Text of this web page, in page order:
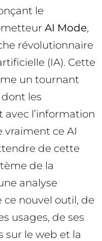
le
AI Mode,
révolutionnaire
(IA). Cette
un tournant
les
l’information
vraiment ce AI
de cette
de la
analyse
nouvel outil, de
usages, de ses
sur le web et la